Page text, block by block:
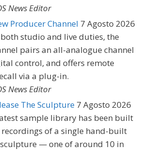
News Editor
Producer Channel 7 Agosto 2026
studio and live duties, the
pairs an all-analogue channel
control, and offers remote
via a plug-in.
News Editor
The Sculpture 7 Agosto 2026
sample library has been built
of a single hand-built
— one of around 10 in